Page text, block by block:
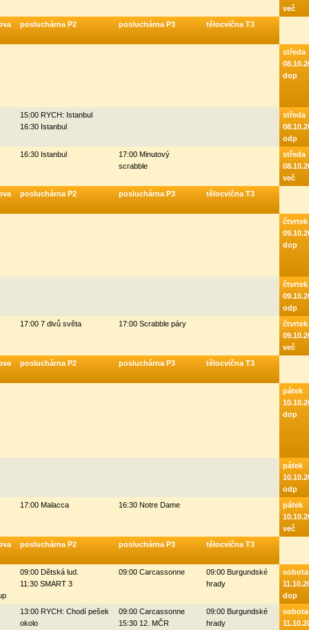
več
posluchárna P2 posluchárna P3 tělocvična T3
středa
dop
15:00 RYCH: Istanbul
16:30 Istanbul
středa
odp
16:30 Istanbul
17:00 Minutový
scrabble
středa
več
posluchárna P2 posluchárna P3 tělocvična T3
čtvrtek
dop
čtvrtek
odp
17:00 7 divů světa 17:00 Scrabble páry
čtvrtek
več
posluchárna P2 posluchárna P3 tělocvična T3
pátek
dop
pátek
odp
17:00 Malacca 16:30 Notre Dame
pátek
več
posluchárna P2 posluchárna P3 tělocvična T3
09:00 Dětská lud.
11:30 SMART 3
09:00 Carcassonne
09:00 Burgundské
hrady
sobota
dop
13:00 RYCH: Chodí pešek
okolo
09:00 Carcassonne
15:30 12. MČR
09:00 Burgundské
hrady
sobota